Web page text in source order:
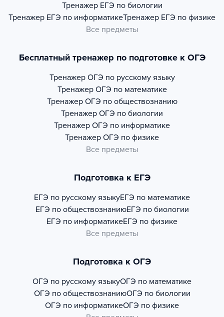
Тренажер ЕГЭ по биологии
Тренажер ЕГЭ по информатикеТренажер ЕГЭ по физике
Все предметы
Бесплатный тренажер по подготовке к ОГЭ
Тренажер ОГЭ по русскому языку
Тренажер ОГЭ по математике
Тренажер ОГЭ по обществознанию
Тренажер ОГЭ по биологии
Тренажер ОГЭ по информатике
Тренажер ОГЭ по физике
Все предметы
Подготовка к ЕГЭ
ЕГЭ по русскому языкуЕГЭ по математике
ЕГЭ по обществознаниюЕГЭ по биологии
ЕГЭ по информатикеЕГЭ по физике
Все предметы
Подготовка к ОГЭ
ОГЭ по русскому языкуОГЭ по математике
ОГЭ по обществознаниюОГЭ по биологии
ОГЭ по информатикеОГЭ по физике